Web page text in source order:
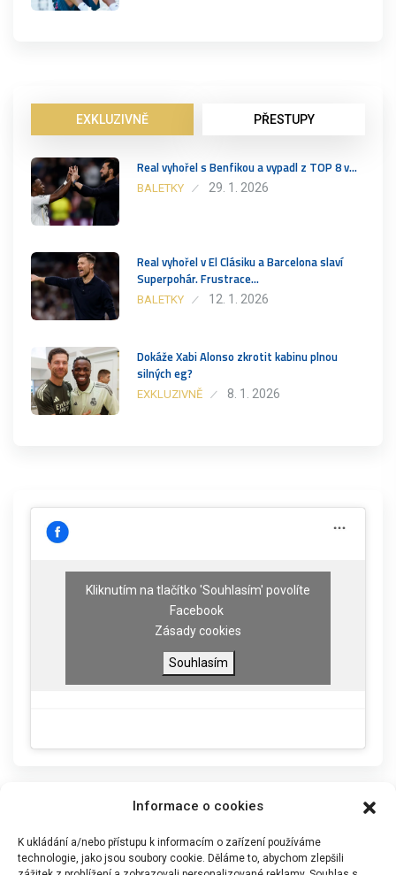
Informace o cookies
K ukládání a/nebo přístupu k informacím o zařízení používáme
technologie, jako jsou soubory cookie. Děláme to, abychom zlepšili
EXKLUZIVNĚ PŘESTUPY
Real vyhořel s Benfikou a vypadl z TOP 8 v…
BALETKY 29. 1. 2026
Real vyhořel v El Clásiku a Barcelona slaví
Superpohár. Frustrace…
BALETKY 12. 1. 2026
Dokáže Xabi Alonso zkrotit kabinu plnou
silných eg?
EXKLUZIVNĚ 8. 1. 2026
Kliknutím na tlačítko 'Souhlasím' povolíte
Facebook
Zásady cookies
Souhlasím